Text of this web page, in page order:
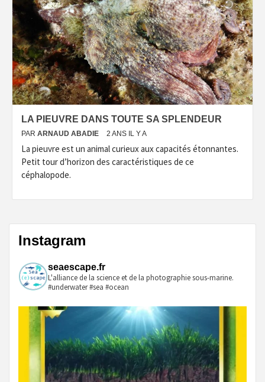
LA PIEUVRE DANS TOUTE SA SPLENDEUR
PAR ARNAUD ABADIE 2 ANS IL Y A
La pieuvre est un animal curieux aux capacités étonnantes.
Petit tour d’horizon des caractéristiques de ce
céphalopode.
Instagram
seaescape.fr
L'alliance de la science et de la photographie sous-marine.
#underwater #sea #ocean